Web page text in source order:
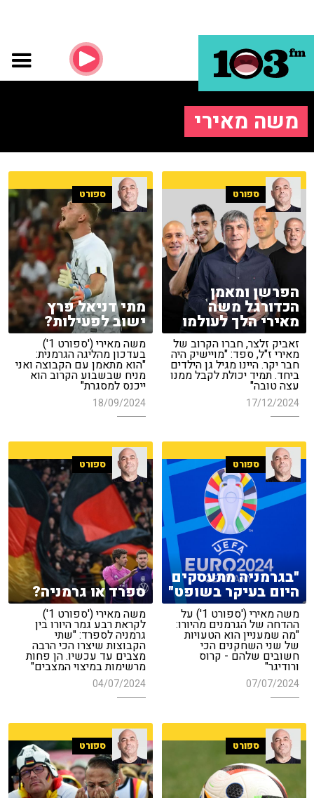
משה מאירי
ספורט
הפרשן ומאמן
הכדורגל משה
מאירי הלך לעולמו
זאביק זלצר, חברו הקרוב של
מאירי ז"ל, ספד: "מויישיק היה
חבר יקר. היינו מגיל גן הילדים
ביחד. תמיד יכולת לקבל ממנו
עצה טובה"
17/12/2024
ספורט
מתי דניאל פרץ
ישוב לפעילות?
משה מאירי ('ספורט 1')
בעדכון מהליגה הגרמנית:
"הוא מתאמן עם הקבוצה ואני
מניח שבשבוע הקרוב הוא
ייכנס למסגרת"
18/09/2024
ספורט
"בגרמניה מתעסקים
היום בעיקר בשופט"
משה מאירי ('ספורט 1') על
ההדחה של הגרמנים מהיורו:
"מה שמעניין הוא הטעויות
של שני השחקנים הכי
חשובים שלהם - קרוס
ורודיגר"
07/07/2024
ספורט
ספרד או גרמניה?
משה מאירי ('ספורט 1')
לקראת רבע גמר היורו בין
גרמניה לספרד: "שתי
הקבוצות שיצרו הכי הרבה
מצבים עד עכשיו. הן פחות
מרשימות במיצוי המצבים"
04/07/2024
ספורט ספורט